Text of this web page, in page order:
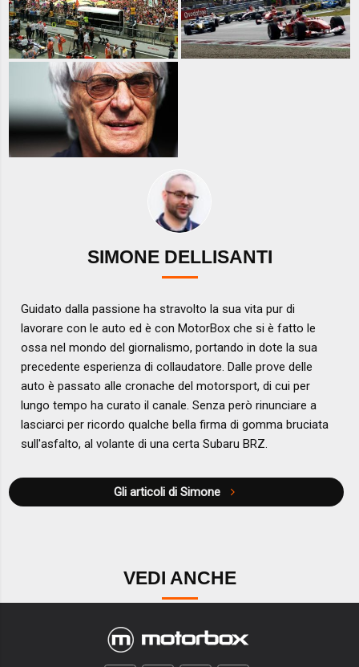
SIMONE DELLISANTI
Guidato dalla passione ha stravolto la sua vita pur di
lavorare con le auto ed è con MotorBox che si è fatto le
ossa nel mondo del giornalismo, portando in dote la sua
precedente esperienza di collaudatore. Dalle prove delle
auto è passato alle cronache del motorsport, di cui per
lungo tempo ha curato il canale. Senza però rinunciare a
lasciarci per ricordo qualche bella firma di gomma bruciata
sull'asfalto, al volante di una certa Subaru BRZ.
Gli articoli di Simone
VEDI ANCHE